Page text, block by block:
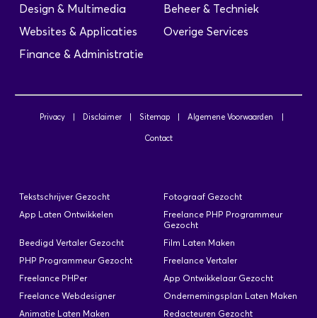
Design & Multimedia
Websites & Applicaties
Finance & Administratie
Beheer & Techniek
Overige Services
Privacy Disclaimer Sitemap Algemene Voorwaarden
Contact
Tekstschrijver Gezocht
Fotograaf Gezocht
App Laten Ontwikkelen
Freelance PHP Programmeur
Gezocht
Beedigd Vertaler Gezocht
Film Laten Maken
PHP Programmeur Gezocht
Freelance Vertaler
Freelance PHPer
App Ontwikkelaar Gezocht
Freelance Webdesigner
Ondernemingsplan Laten Maken
Animatie Laten Maken
Redacteuren Gezocht